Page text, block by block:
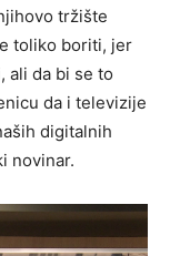
tržište
toliko boriti, jer
ali da bi se to
da i televizije
digitalnih
novinar.